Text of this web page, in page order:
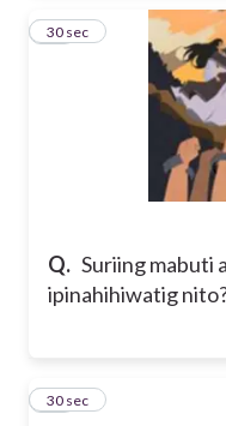
Q. Suriing mabuti
ipinahihiwatig
25
30 sec
26
30 sec